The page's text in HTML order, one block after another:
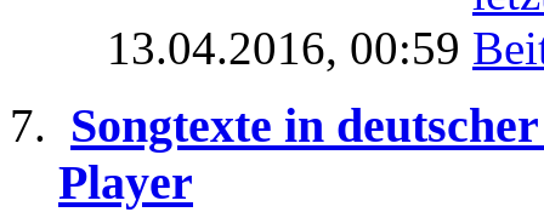
13.04.2016, 00:59
Songtexte in
Player